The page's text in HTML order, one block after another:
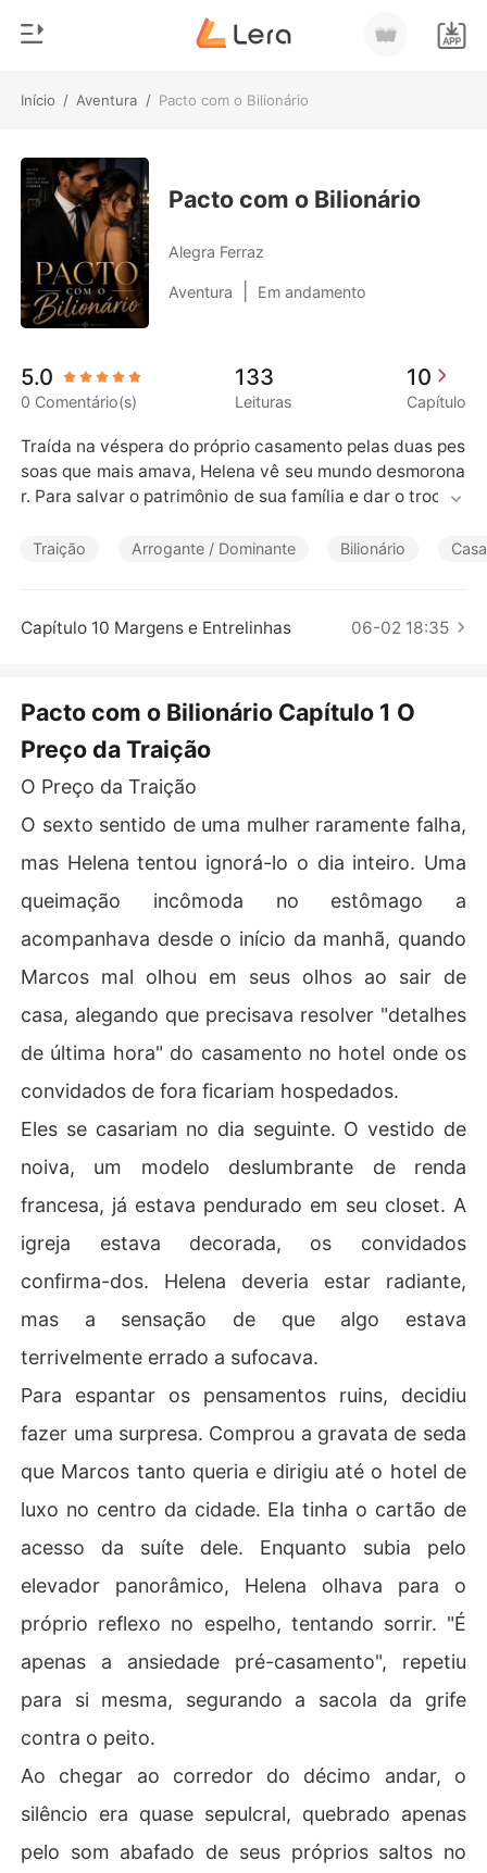
Início / Aventura / Pacto com o Bilionário
Loja
Histórico
Sair
Baixar App
Gênero
Moderno
Lobisomem
Contos
Bilionários
Contos Curtos
Pacto com o Bilionário
Alegra Ferraz
Aventura Em andamento
5.0
0 Comentário(s)
133
Leituras
10
Capítulo
​Traída na véspera do próprio casamento pelas duas pes
soas que mais amava, Helena vê seu mundo desmorona
r. Para salvar o patrimônio de sua família e dar o troco e
ordar Arthur Valente, o bilionário mais frio e implacável
ole de seu império; ela precisa de um marido poderoso
mesmo teto, Helena logo descobrirá que o verdadeiro
perigo não é o escândalo da traição... mas sim resistir a
m.
​Até onde você iria por vingança?
Traição Arrogante / Dominante Bilionário
Capítulo 10 Margens e Entrelinhas 06-02 18:35
Pacto com o Bilionário Capítulo 1 O
Preço da Traição
O Preço da Traição
​O sexto sentido de uma mulher raramente falha,
mas Helena tentou ignorá-lo o dia inteiro. Uma
queimação incômoda no estômago a
acompanhava desde o início da manhã, quando
Marcos mal olhou em seus olhos ao sair de
casa, alegando que precisava resolver "detalhes
de última hora" do casamento no hotel onde os
convidados de fora ficariam hospedados.
​Eles se casariam no dia seguinte. O vestido de
noiva, um modelo deslumbrante de renda
francesa, já estava pendurado em seu closet. A
igreja estava decorada, os convidados
confirma-dos. Helena deveria estar radiante,
mas a sensação de que algo estava
terrivelmente errado a sufocava.
​Para espantar os pensamentos ruins, decidiu
fazer uma surpresa. Comprou a gravata de seda
que Marcos tanto queria e dirigiu até o hotel de
luxo no centro da cidade. Ela tinha o cartão de
acesso da suíte dele. Enquanto subia pelo
elevador panorâmico, Helena olhava para o
próprio reflexo no espelho, tentando sorrir. "É
apenas a ansiedade pré-casamento", repetiu
para si mesma, segurando a sacola da grife
contra o peito.
​Ao chegar ao corredor do décimo andar, o
silêncio era quase sepulcral, quebrado apenas
pelo som abafado de seus próprios saltos no